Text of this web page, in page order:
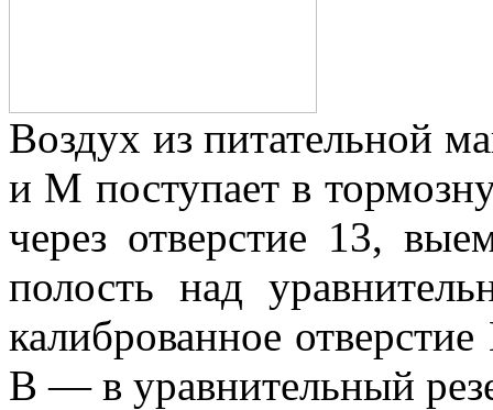
Воздух из питательной
и М поступает в
через отверстие 13,
полость над
калиброванное
В — в уравнительный